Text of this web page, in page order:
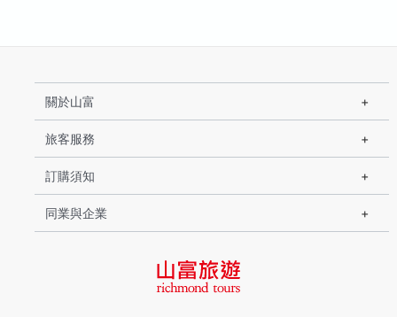
關於山富
旅客服務
訂購須知
同業與企業